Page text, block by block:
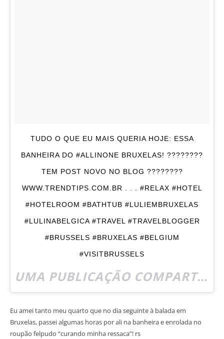
TUDO O QUE EU MAIS QUERIA HOJE: ESSA
BANHEIRA DO #ALLINONE BRUXELAS! ????????
TEM POST NOVO NO BLOG ????????
WWW.TRENDTIPS.COM.BR . . . #RELAX #HOTEL
#HOTELROOM #BATHTUB #LULIEMBRUXELAS
#LULINABELGICA #TRAVEL #TRAVELBLOGGER
#BRUSSELS #BRUXELAS #BELGIUM
#VISITBRUSSELS
UMA PUBLICAÇÃO COMPARTILHADA POR LULI MONTELEONE (@TRENDTIPS) EM
Eu amei tanto meu quarto que no dia seguinte à balada em
Bruxelas, passei algumas horas por ali na banheira e enrolada no
roupão felpudo “curando minha ressaca”! rs